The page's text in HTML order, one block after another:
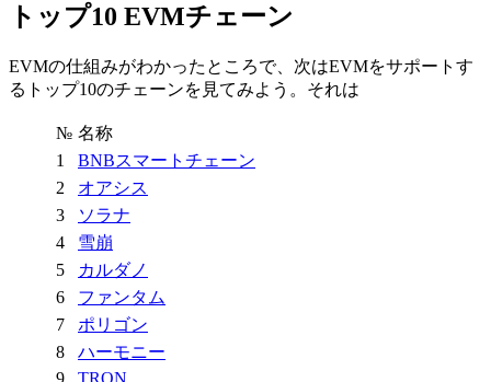
トップ10 EVMチェーン
EVMの仕組みがわかったところで、次はEVMをサポートす
るトップ10のチェーンを見てみよう。それは
№ 名称
1
BNBスマートチェーン
2
オアシス
3
ソラナ
4
雪崩
5
カルダノ
6
ファンタム
7
ポリゴン
8
ハーモニー
9
TRON